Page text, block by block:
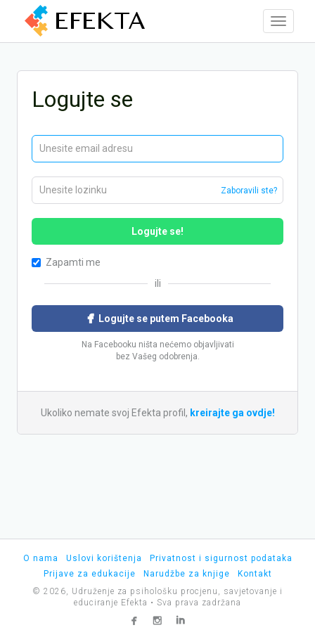
Toggle
Logujte se
Zaboravili ste?
Logujte se!
Zapamti me
ili
 Logujte se putem Facebooka
Na Facebooku ništa nećemo objavljivati
bez Vašeg odobrenja.
Ukoliko nemate svoj Efekta profil, kreirajte ga ovdje!
O nama Uslovi korištenja
Privatnost i sigurnost podataka
Prijave za edukacije
Narudžbe za knjige
Kontakt
© 2026, Udruženje za psihološku procjenu, savjetovanje i
educiranje Efekta • Sva prava zadržana
  